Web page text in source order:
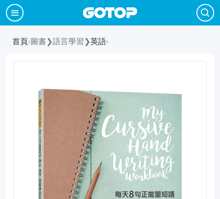
首頁›圖書❯語言學習❯英語›